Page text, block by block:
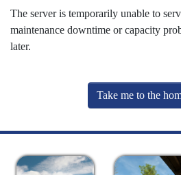
The server is temporarily unable to
maintenance downtime or capacity
later.
Take me to the